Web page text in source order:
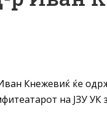
Кнежевиќ ќе
на ЈЗУ УК